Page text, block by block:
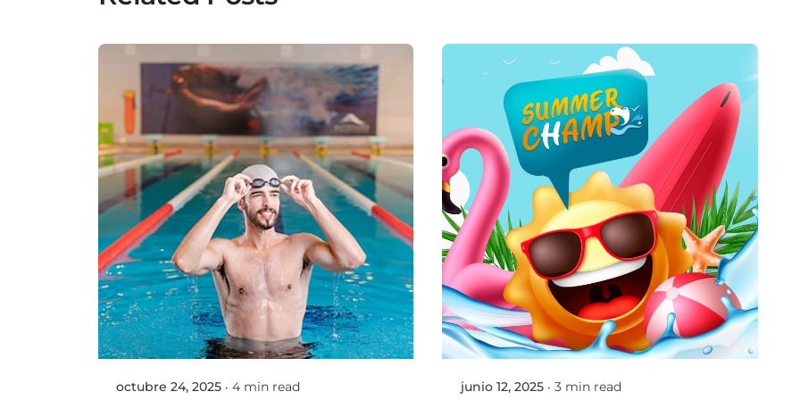
Posted by
Mario Ortiz Gonzalez
octubre 24, 2025 4 min read
Posted by
Mario Ortiz Gonzalez
junio 12, 2025 3 min read